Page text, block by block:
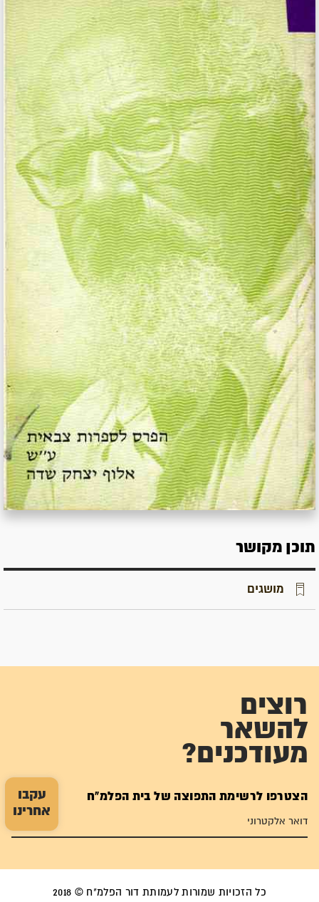
עקבו
אחרינו
תוכן מקושר
מושגים
רוצים
להשאר
מעודכנים?
הצטרפו לרשימת התפוצה של בית הפלמ"ח
כל הזכויות שמורות לעמותת דור הפלמ"ח © 2018